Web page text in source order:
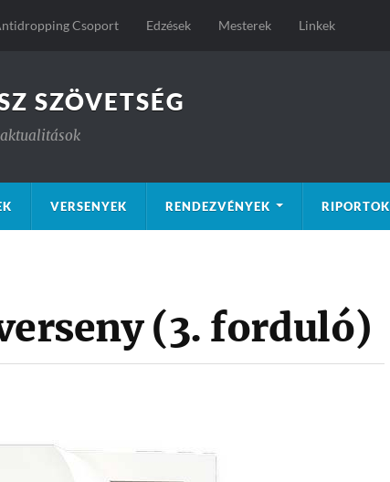
Csoport Edzések Mesterek Linkek
SZÖVETSÉG
VERSENYEK RENDEZVÉNYEK RIPORTOK
(3. forduló)